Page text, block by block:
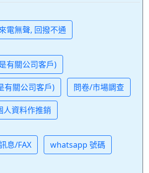
電無聲, 回撥不通
有關公司客戶)
有關公司客戶) 問卷/市場調查
人資料作推銷
息/FAX
whatsapp 號碼